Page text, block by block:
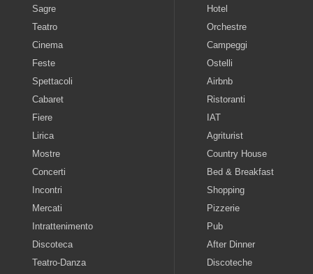
Sagre
Teatro
Cinema
Feste
Spettacoli
Cabaret
Fiere
Lirica
Mostre
Concerti
Incontri
Mercati
Intrattenimento
Discoteca
Teatro-Danza
Hotel
Orchestre
Campeggi
Ostelli
Airbnb
Ristoranti
IAT
Agriturist
Country House
Bed & Breakfast
Shopping
Pizzerie
Pub
After Dinner
Discoteche